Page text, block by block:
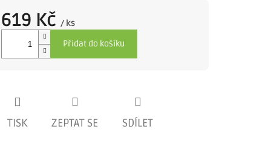
TISK ZEPTAT SE SDÍLET
619 Kč/ ks
cena:
Přidat do košíku